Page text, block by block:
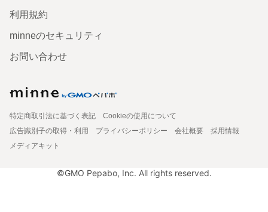
利用規約
minneのセキュリティ
お問い合わせ
特定商取引法に基づく表記
Cookieの使用について
広告識別子の取得・利用
プライバシーポリシー 会社概要
採用情報
メディアキット
©GMO Pepabo, Inc. All rights reserved.